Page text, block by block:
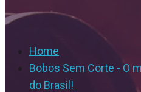
Home
Bobos Sem Corte - O
do Brasil!